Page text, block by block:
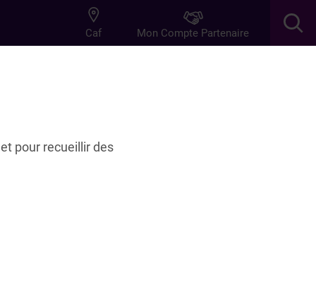
pour recueillir des
Caf Mon Compte Partenaire